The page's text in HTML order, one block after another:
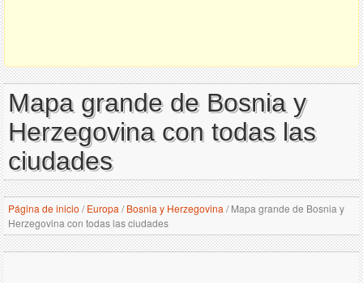
Mapa grande de Bosnia y
Herzegovina con todas las
ciudades
Página de inicio / Europa / Bosnia y Herzegovina /Mapa grande de Bosnia y
Herzegovina con todas las ciudades